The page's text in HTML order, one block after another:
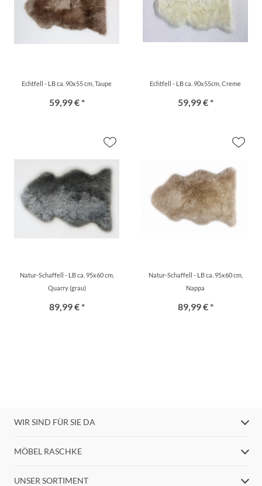
Echtfell - LB ca. 90x55 cm, Taupe
59,99 € *
Echtfell - LB ca. 90x55cm, Creme
59,99 € *
Natur-Schaffell - LB ca. 95x60 cm,
Quarry (grau)
89,99 € *
Natur-Schaffell - LB ca. 95x60 cm,
Nappa
89,99 € *
WIR SIND FÜR SIE DA
MÖBEL RASCHKE
UNSER SORTIMENT